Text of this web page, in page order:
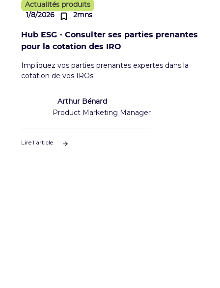
Actualités produits
1/8/2026
2mns
Hub ESG - Consulter ses parties prenantes
pour la cotation des IRO
Impliquez vos parties prenantes expertes dans la
cotation de vos IROs
Arthur Bénard
Product Marketing Manager
Lire l’article